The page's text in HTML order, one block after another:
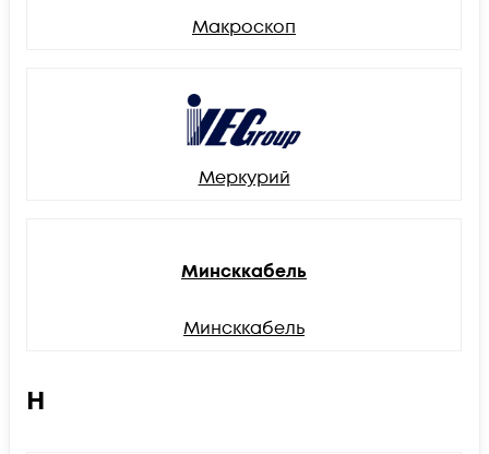
Макроскоп
Меркурий
Минсккабель
Минсккабель
Н